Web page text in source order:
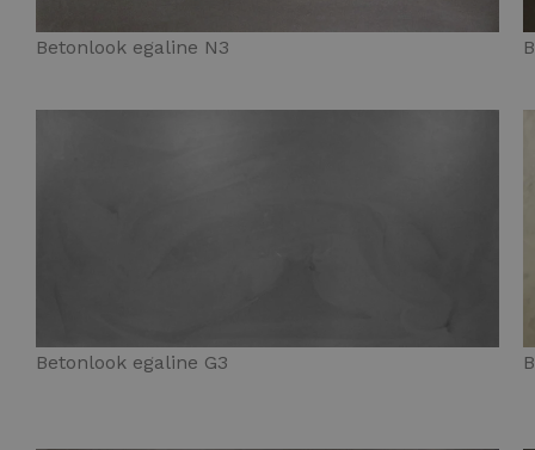
Betonlook egaline N3
Betonlook egaline G3